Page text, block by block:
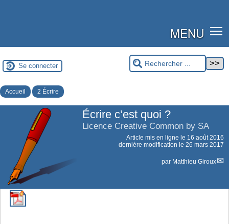
MENU
Se connecter
Accueil 2 Écrire
Écrire c’est quoi ?
Licence Creative Common by SA
Article mis en ligne le 16 août 2016
dernière modification le 26 mars 2017
par Matthieu Giroux